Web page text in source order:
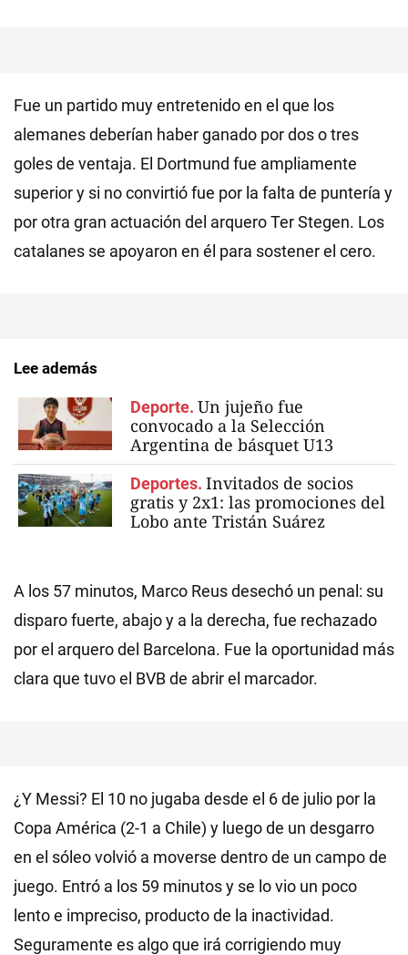
Fue un partido muy entretenido en el que los
alemanes deberían haber ganado por dos o tres
goles de ventaja. El Dortmund fue ampliamente
superior y si no convirtió fue por la falta de puntería y
por otra gran actuación del arquero Ter Stegen. Los
catalanes se apoyaron en él para sostener el cero.
Lee además
Deporte. Un jujeño fue
convocado a la Selección
Argentina de básquet U13
Deportes. Invitados de socios
gratis y 2x1: las promociones del
Lobo ante Tristán Suárez
A los 57 minutos, Marco Reus desechó un penal: su
disparo fuerte, abajo y a la derecha, fue rechazado
por el arquero del Barcelona. Fue la oportunidad más
clara que tuvo el BVB de abrir el marcador.
¿Y Messi? El 10 no jugaba desde el 6 de julio por la
Copa América (2-1 a Chile) y luego de un desgarro
en el sóleo volvió a moverse dentro de un campo de
juego. Entró a los 59 minutos y se lo vio un poco
lento e impreciso, producto de la inactividad.
Seguramente es algo que irá corrigiendo muy